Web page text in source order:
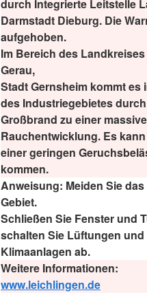
durch Integrierte Leitstelle
Darmstadt Dieburg. Die
aufgehoben.
Im Bereich des
Gerau,
Stadt Gernsheim kommt es
des Industriegebietes
Großbrand zu einer
Rauchentwicklung. Es
einer geringen
kommen.
Anweisung: Meiden Sie
Gebiet.
Schließen Sie Fenster und
schalten Sie Lüftungen und
Klimaanlagen ab.
Weitere Informationen:
www.leichlingen.de